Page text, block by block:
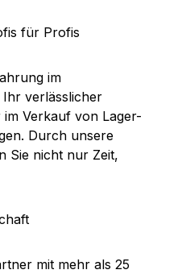
für Profis
im
Ihr verlässlicher
Verkauf von Lager-
Durch unsere
Sie nicht nur Zeit,
mit mehr als 25